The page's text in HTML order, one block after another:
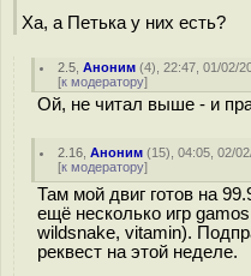
Ха, а Петька у них есть?
2.5 ,Аноним (4), 22:47, 01/02/
[к модератору]
Ой, не читал выше - и
2.16 ,Аноним (15), 04:05, 02/
[к модератору]
Там мой двиг готов на
ещё несколько игр
wildsnake, vitamin).
реквест на этой неделе.